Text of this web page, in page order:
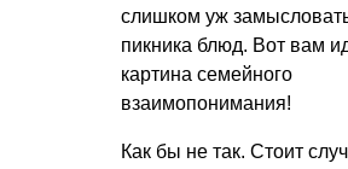
слишком уж
пикника блюд. Вот вам
картина семейного
взаимопонимания!
Как бы не так. Стоит